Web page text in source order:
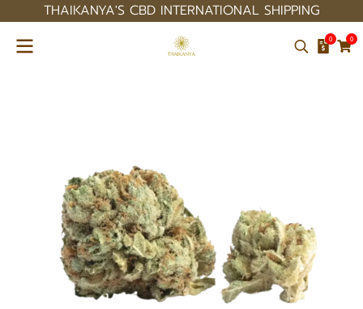
THAIKANYA'S CBD INTERNATIONAL SHIPPING
0 0